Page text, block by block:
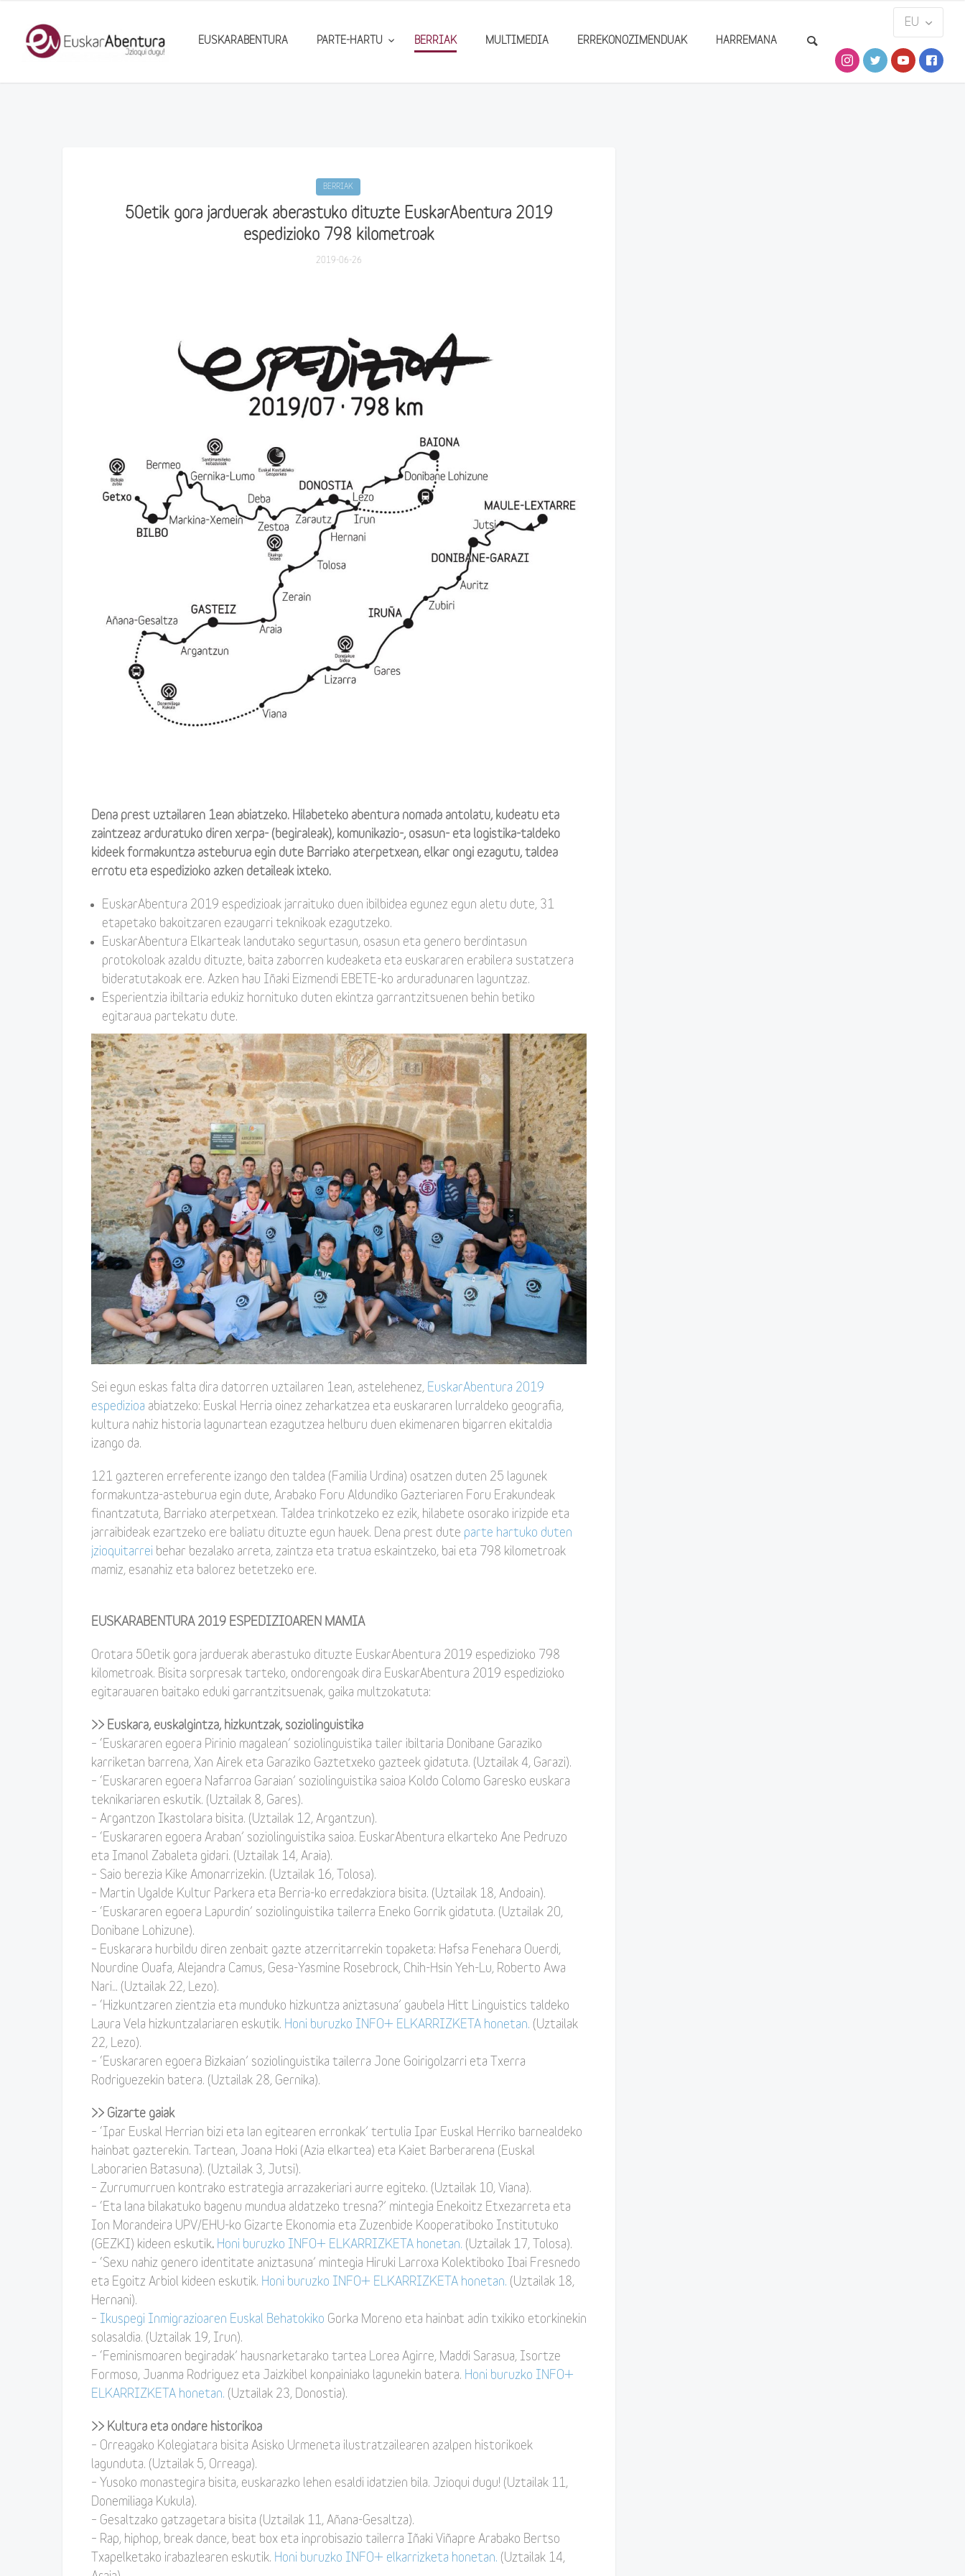
EUSKARABENTURA PARTE-HARTU BERRIAK MULTIMEDIA ERREKONOZIMENDUAK HARREMANA
BERRIAK
50etik gora jarduerak aberastuko dituzte EuskarAbentura 2019
espedizioko 798 kilometroak
2019-06-26
Dena prest uztailaren 1ean abiatzeko. Hilabeteko abentura nomada antolatu, kudeatu eta
zaintzeaz arduratuko diren xerpa- (begiraleak), komunikazio-, osasun- eta logistika-taldeko
kideek formakuntza asteburua egin dute Barriako aterpetxean, elkar ongi ezagutu, taldea
errotu eta espedizioko azken detaileak ixteko.
EuskarAbentura 2019 espedizioak jarraituko duen ibilbidea egunez egun aletu dute, 31
etapetako bakoitzaren ezaugarri teknikoak ezagutzeko.
EuskarAbentura Elkarteak landutako segurtasun, osasun eta genero berdintasun
protokoloak azaldu dituzte, baita zaborren kudeaketa eta euskararen erabilera sustatzera
bideratutakoak ere. Azken hau Iñaki Eizmendi EBETE-ko arduradunaren laguntzaz.
Esperientzia ibiltaria edukiz hornituko duten ekintza garrantzitsuenen behin betiko
egitaraua partekatu dute.
Sei egun eskas falta dira datorren uztailaren 1ean, astelehenez, EuskarAbentura 2019
espedizioa abiatzeko: Euskal Herria oinez zeharkatzea eta euskararen lurraldeko geografia,
kultura nahiz historia lagunartean ezagutzea helburu duen ekimenaren bigarren ekitaldia
izango da.
121 gazteren erreferente izango den taldea (Familia Urdina) osatzen duten 25 lagunek
formakuntza-asteburua egin dute, Arabako Foru Aldundiko Gazteriaren Foru Erakundeak
finantzatuta, Barriako aterpetxean. Taldea trinkotzeko ez ezik, hilabete osorako irizpide eta
jarraibideak ezartzeko ere baliatu dituzte egun hauek. Dena prest dute parte hartuko duten
jzioquitarrei behar bezalako arreta, zaintza eta tratua eskaintzeko, bai eta 798 kilometroak
mamiz, esanahiz eta balorez betetzeko ere.
EUSKARABENTURA 2019 ESPEDIZIOAREN MAMIA
Orotara 50etik gora jarduerak aberastuko dituzte EuskarAbentura 2019 espedizioko 798
kilometroak. Bisita sorpresak tarteko, ondorengoak dira EuskarAbentura 2019 espedizioko
egitarauaren baitako eduki garrantzitsuenak, gaika multzokatuta:
>> Euskara, euskalgintza, hizkuntzak, soziolinguistika
– ‘Euskararen egoera Pirinio magalean’ soziolinguistika tailer ibiltaria Donibane Garaziko
karriketan barrena, Xan Airek eta Garaziko Gaztetxeko gazteek gidatuta. (Uztailak 4, Garazi).
– ‘Euskararen egoera Nafarroa Garaian’ soziolinguistika saioa Koldo Colomo Garesko euskara
teknikariaren eskutik. (Uztailak 8, Gares).
– Argantzon Ikastolara bisita. (Uztailak 12, Argantzun).
– ‘Euskararen egoera Araban’ soziolinguistika saioa. EuskarAbentura elkarteko Ane Pedruzo
eta Imanol Zabaleta gidari. (Uztailak 14, Araia).
– Saio berezia Kike Amonarrizekin. (Uztailak 16, Tolosa).
– Martin Ugalde Kultur Parkera eta Berria-ko erredakziora bisita. (Uztailak 18, Andoain).
– ‘Euskararen egoera Lapurdin’ soziolinguistika tailerra Eneko Gorrik gidatuta. (Uztailak 20,
Donibane Lohizune).
– Euskarara hurbildu diren zenbait gazte atzerritarrekin topaketa: Hafsa Fenehara Ouerdi,
Nourdine Ouafa, Alejandra Camus, Gesa-Yasmine Rosebrock, Chih-Hsin Yeh-Lu, Roberto Awa
Nari… (Uztailak 22, Lezo).
– ‘Hizkuntzaren zientzia eta munduko hizkuntza aniztasuna’ gaubela Hitt Linguistics taldeko
Laura Vela hizkuntzalariaren eskutik. Honi buruzko INFO+ ELKARRIZKETA honetan. (Uztailak
22, Lezo).
– ‘Euskararen egoera Bizkaian’ soziolinguistika tailerra Jone Goirigolzarri eta Txerra
Rodriguezekin batera. (Uztailak 28, Gernika).
>> Gizarte gaiak
– ‘Ipar Euskal Herrian bizi eta lan egitearen erronkak’ tertulia Ipar Euskal Herriko barnealdeko
hainbat gazterekin. Tartean, Joana Hoki (Azia elkartea) eta Kaiet Barberarena (Euskal
Laborarien Batasuna). (Uztailak 3, Jutsi).
– Zurrumurruen kontrako estrategia arrazakeriari aurre egiteko. (Uztailak 10, Viana).
– ‘Eta lana bilakatuko bagenu mundua aldatzeko tresna?’ mintegia Enekoitz Etxezarreta eta
Ion Morandeira UPV/EHU-ko Gizarte Ekonomia eta Zuzenbide Kooperatiboko Institutuko
(GEZKI) kideen eskutik. Honi buruzko INFO+ ELKARRIZKETA honetan. (Uztailak 17, Tolosa).
– ‘Sexu nahiz genero identitate aniztasuna’ mintegia Hiruki Larroxa Kolektiboko Ibai Fresnedo
eta Egoitz Arbiol kideen eskutik. Honi buruzko INFO+ ELKARRIZKETA honetan. (Uztailak 18,
Hernani).
– Ikuspegi Inmigrazioaren Euskal Behatokiko Gorka Moreno eta hainbat adin txikiko etorkinekin
solasaldia. (Uztailak 19, Irun).
– ‘Feminismoaren begiradak’ hausnarketarako tartea Lorea Agirre, Maddi Sarasua, Isortze
Formoso, Juanma Rodriguez eta Jaizkibel konpainiako lagunekin batera. Honi buruzko INFO+
ELKARRIZKETA honetan. (Uztailak 23, Donostia).
>> Kultura eta ondare historikoa
– Orreagako Kolegiatara bisita Asisko Urmeneta ilustratzailearen azalpen historikoek
lagunduta. (Uztailak 5, Orreaga).
– Yusoko monastegira bisita, euskarazko lehen esaldi idatzien bila. Jzioqui dugu! (Uztailak 11,
Donemiliaga Kukula).
– Gesaltzako gatzagetara bisita (Uztailak 11, Añana-Gesaltza).
– Rap, hiphop, break dance, beat box eta inprobisazio tailerra Iñaki Viñapre Arabako Bertso
Txapelketako irabazlearen eskutik. Honi buruzko INFO+ elkarrizketa honetan. (Uztailak 14,